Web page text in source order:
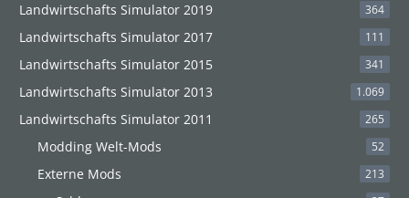
Landwirtschafts Simulator 2019 364
Landwirtschafts Simulator 2017 111
Landwirtschafts Simulator 2015 341
Landwirtschafts Simulator 2013 1.069
Landwirtschafts Simulator 2011 265
Modding Welt-Mods 52
Externe Mods 213